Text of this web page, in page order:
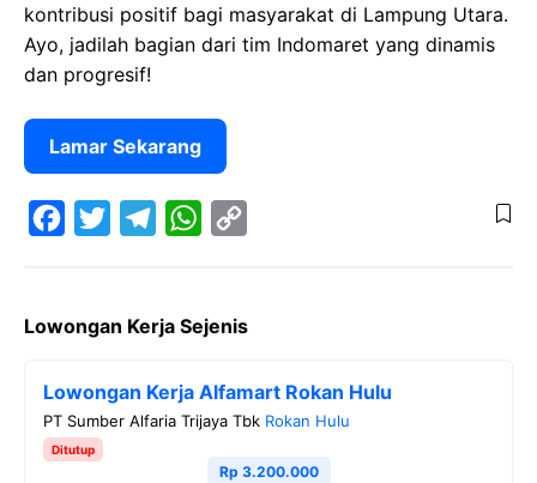
kontribusi positif bagi masyarakat di Lampung Utara.
Ayo, jadilah bagian dari tim Indomaret yang dinamis
dan progresif!
Lamar Sekarang
c
i
t
e
r
l
g
r
a
s
A
p
L
i
n
Lowongan Kerja Sejenis
Lowongan Kerja Alfamart Rokan Hulu
PT Sumber Alfaria Trijaya Tbk Rokan Hulu
Ditutup
Rp 3.200.000